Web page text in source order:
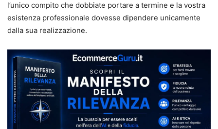
l’unico compito che dobbiate portare a termine e la vostra
esistenza professionale dovesse dipendere unicamente
dalla sua realizzazione.